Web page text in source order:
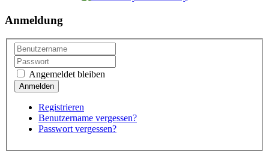
Anmeldung
Angemeldet bleiben
Registrieren
Benutzername vergessen?
Passwort vergessen?